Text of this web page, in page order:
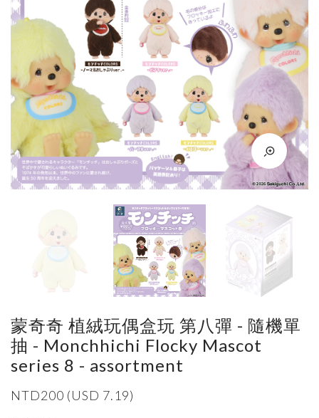
蒙奇奇 植絨玩偶盒玩 第八彈 - 隨機單
抽 - Monchhichi Flocky Mascot
series 8 - assortment
NTD200 (USD 7.19)